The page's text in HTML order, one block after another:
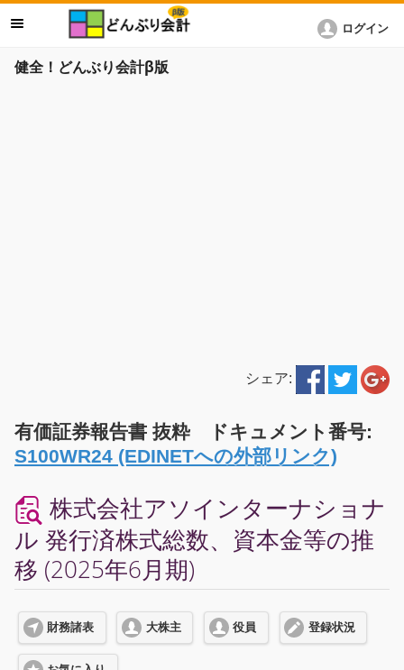
健全！どんぶり会計β版
ログイン
シェア:
有価証券報告書 抜粋 ドキュメント番号:
S100WR24 (EDINETへの外部リンク)
株式会社アソインターナショナ
ル 発行済株式総数、資本金等の推
移 (2025年6月期)
財務諸表 大株主 役員 登録状況